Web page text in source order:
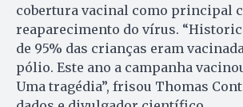
cobertura vacinal como principal
reaparecimento do vírus.
de 95% das crianças eram
pólio. Este ano a campanha
Uma tragédia”, frisou Thomas